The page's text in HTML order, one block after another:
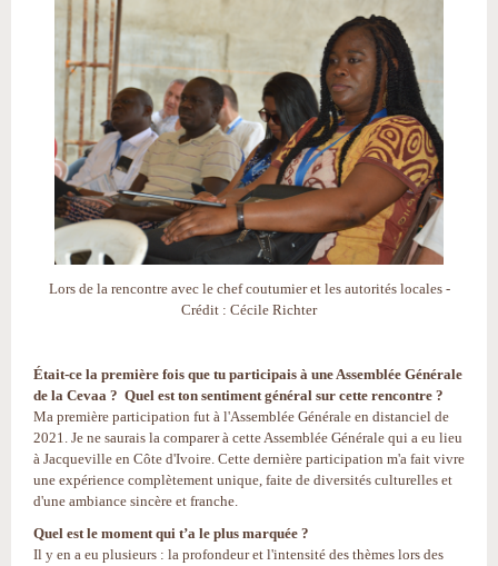
Lors de la rencontre avec le chef coutumier et les autorités locales -
Crédit : Cécile Richter
Était-ce la première fois que tu participais à une Assemblée Générale
de la Cevaa ? Quel est ton sentiment général sur cette rencontre ?
Ma première participation fut à l'Assemblée Générale en distanciel de
2021. Je ne saurais la comparer à cette Assemblée Générale qui a eu lieu
à Jacqueville en Côte d'Ivoire. Cette dernière participation m'a fait vivre
une expérience complètement unique, faite de diversités culturelles et
d'une ambiance sincère et franche.
Quel est le moment qui t’a le plus marquée ?
Il y en a eu plusieurs : la profondeur et l'intensité des thèmes lors des